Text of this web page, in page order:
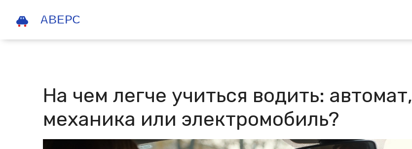
На чем легче учиться водить: автомат,
механика или электромобиль?